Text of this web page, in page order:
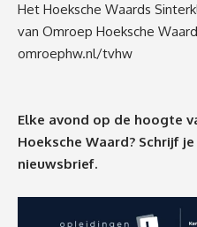
Het Hoeksche Waards
van Omroep Hoeksche
omroephw.nl/tvhw
Elke avond op de hoogte
Hoeksche Waard? Schrijf
nieuwsbrief.